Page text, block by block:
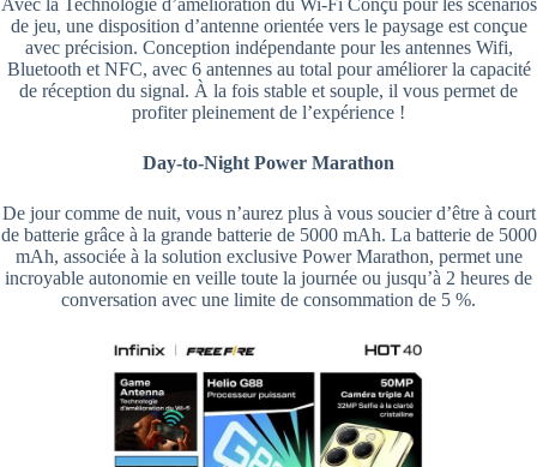
Avec la Technologie d’amélioration du Wi-Fi Conçu pour les scénarios
de jeu, une disposition d’antenne orientée vers le paysage est conçue
avec précision. Conception indépendante pour les antennes Wifi,
Bluetooth et NFC, avec 6 antennes au total pour améliorer la capacité
de réception du signal. À la fois stable et souple, il vous permet de
profiter pleinement de l’expérience !
Day-to-Night Power Marathon
De jour comme de nuit, vous n’aurez plus à vous soucier d’être à court
de batterie grâce à la grande batterie de 5000 mAh. La batterie de 5000
mAh, associée à la solution exclusive Power Marathon, permet une
incroyable autonomie en veille toute la journée ou jusqu’à 2 heures de
conversation avec une limite de consommation de 5 %.